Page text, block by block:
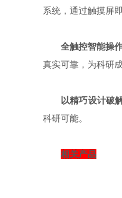
系统，通过触摸屏
全触控智能操
真实可靠，为科研
以精巧设计破
科研可能。
相关产品